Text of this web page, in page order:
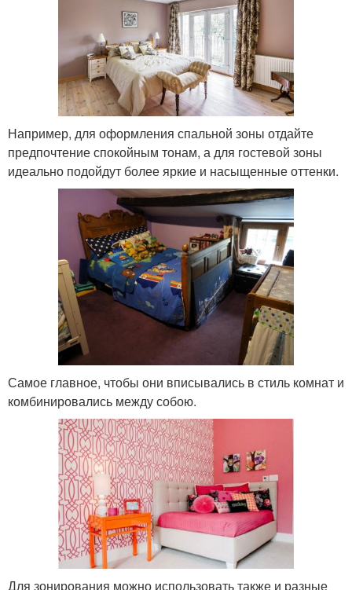
Например, для оформления спальной зоны отдайте
предпочтение спокойным тонам, а для гостевой зоны
идеально подойдут более яркие и насыщенные оттенки.
Самое главное, чтобы они вписывались в стиль комнат и
комбинировались между собою.
Для зонирования можно использовать также и разные